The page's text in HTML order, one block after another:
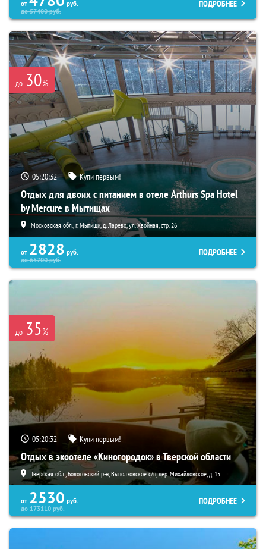
от
руб.
до57400руб.
ПОДРОБНЕЕ
до 30%
05:20:30 Купи первым!
Отдых для двоих с питанием в отеле Arthurs Spa Hotel
by Mercure в Мытищах
Московская обл., г. Мытищи, д. Ларево, ул. Хвойная, стр. 26
от 2828 руб.
до65700руб.
ПОДРОБНЕЕ
до 35%
05:20:30 Купи первым!
Отдых в экоотеле «Киногородок» в Тверской области
Тверская обл., Бологовский р-н, Выползовское с/п, дер. Михайловское, д. 15
от 2530 руб.
до173110руб.
ПОДРОБНЕЕ